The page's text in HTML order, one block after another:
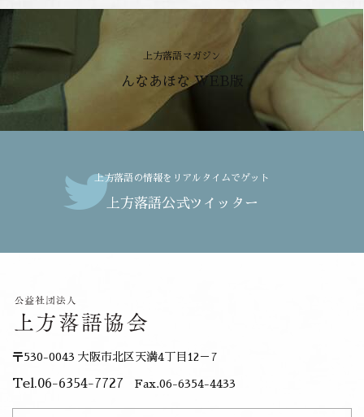
上方落語マガジン
んなあほな WEB版
上方落語の情報をリアルタイムでゲット
上方落語公式ツイッター
〒530-0043 大阪市北区天満4丁目12－7
Tel.06-6354-7727 Fax.06-6354-4433